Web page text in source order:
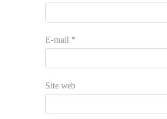
E-mail *
Site web